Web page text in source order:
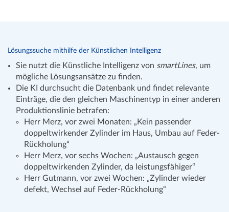
Lösungssuche mithilfe der Künstlichen Intelligenz
Sie nutzt die Künstliche Intelligenz von smartLines, um
mögliche Lösungsansätze zu finden.
Die KI durchsucht die Datenbank und findet relevante
Einträge, die den gleichen Maschinentyp in einer anderen
Produktionslinie betrafen:
Herr Merz, vor zwei Monaten: „Kein passender
doppeltwirkender Zylinder im Haus, Umbau auf Feder-
Rückholung“
Herr Merz, vor sechs Wochen: „Austausch gegen
doppeltwirkenden Zylinder, da leistungsfähiger“
Herr Gutmann, vor zwei Wochen: „Zylinder wieder
defekt, Wechsel auf Feder-Rückholung“